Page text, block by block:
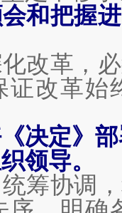
和把握
改革，
证改革始
《决定》
领导。
筹协调